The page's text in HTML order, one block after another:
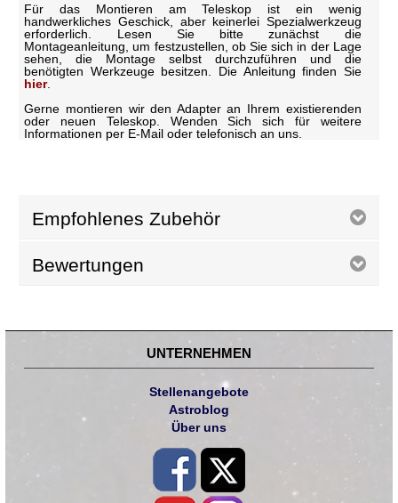
Für das Montieren am Teleskop ist ein wenig
handwerkliches Geschick, aber keinerlei Spezialwerkzeug
erforderlich. Lesen Sie bitte zunächst die
Montageanleitung, um festzustellen, ob Sie sich in der Lage
sehen, die Montage selbst durchzuführen und die
benötigten Werkzeuge besitzen. Die Anleitung finden Sie
hier.
Gerne montieren wir den Adapter an Ihrem existierenden
oder neuen Teleskop. Wenden Sich sich für weitere
Informationen per E-Mail oder telefonisch an uns.
Empfohlenes Zubehör
Bewertungen
UNTERNEHMEN
Stellenangebote
Astroblog
Über uns